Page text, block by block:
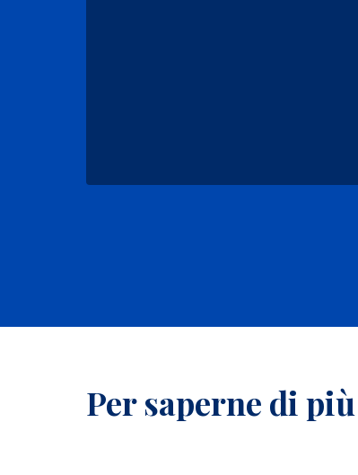
Per saperne di più